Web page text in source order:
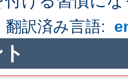
翻訳済み言語: